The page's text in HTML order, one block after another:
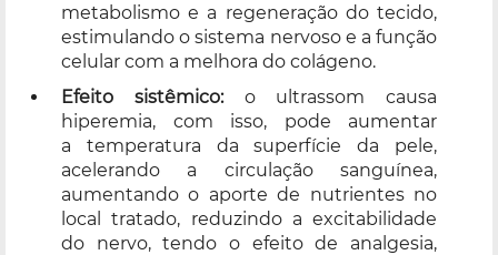
metabolismo e a regeneração do tecido,
estimulando o sistema nervoso e a função
celular com a melhora do colágeno.
Efeito sistêmico:o ultrassom causa
hiperemia, com isso, pode aumentar
a temperatura da superfície da pele,
acelerando a circulação sanguínea,
aumentando o aporte de nutrientes no
local tratado, reduzindo a excitabilidade
do nervo, tendo o efeito de analgesia,